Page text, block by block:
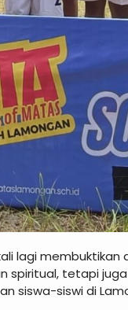
lagi
spiritual, tetapi
siswa-siswi di